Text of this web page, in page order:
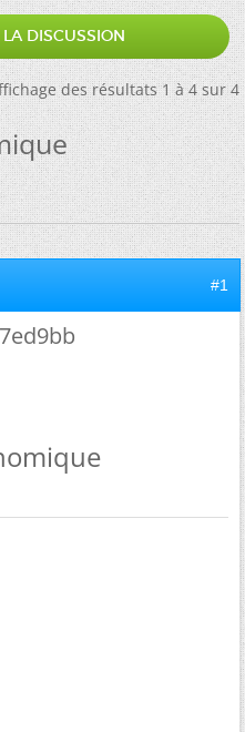
DISCUSSION
des résultats 1 à 4 sur 4
#1